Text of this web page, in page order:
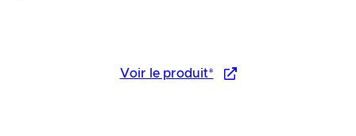
Voir le produit*